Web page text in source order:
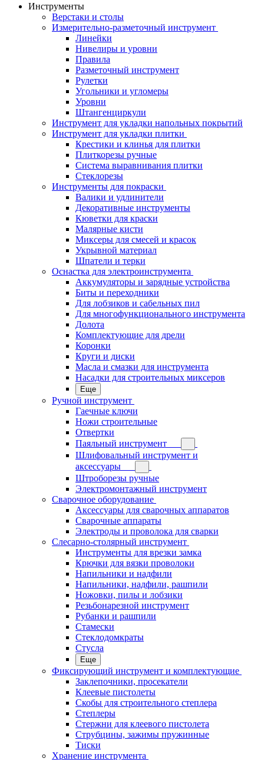
Инструменты
Верстаки и столы
Измерительно-разметочный инструмент
Линейки
Нивелиры и уровни
Правила
Разметочный инструмент
Рулетки
Угольники и угломеры
Уровни
Штангенциркули
Инструмент для укладки напольных покрытий
Инструмент для укладки плитки
Крестики и клинья для плитки
Плиткорезы ручные
Система выравнивания плитки
Стеклорезы
Инструменты для покраски
Валики и удлинители
Декоративные инструменты
Кюветки для краски
Малярные кисти
Миксеры для смесей и красок
Укрывной материал
Шпатели и терки
Оснастка для электроинструмента
Аккумуляторы и зарядные устройства
Биты и переходники
Для лобзиков и сабельных пил
Для многофункционального инструмента
Долота
Комплектующие для дрели
Коронки
Круги и диски
Масла и смазки для инструмента
Насадки для строительных миксеров
Еще
Ручной инструмент
Гаечные ключи
Ножи строительные
Отвертки
Паяльный инструмент
Шлифовальный инструмент и
аксессуары
Штроборезы ручные
Электромонтажный инструмент
Сварочное оборудование
Аксессуары для сварочных аппаратов
Сварочные аппараты
Электроды и проволока для сварки
Слесарно-столярный инструмент
Инструменты для врезки замка
Крючки для вязки проволоки
Напильники и надфили
Напильники, надфили, рашпили
Ножовки, пилы и лобзики
Резьбонарезной инструмент
Рубанки и рашпили
Стамески
Стеклодомкраты
Стусла
Еще
Фиксирующий инструмент и комплектующие
Заклепочники, просекатели
Клеевые пистолеты
Скобы для строительного степлера
Степлеры
Стержни для клеевого пистолета
Струбцины, зажимы пружинные
Тиски
Хранение инструмента